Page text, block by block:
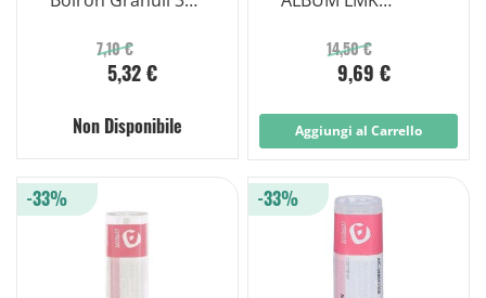
Monodose
7,10 €
5,32 €
Non Disponibile
MONODOSE
14,50 €
9,69 €
Aggiungi al Carrello
-33% -33%